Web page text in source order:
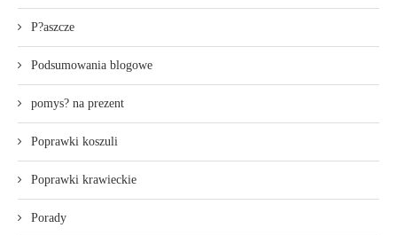
P?aszcze
Podsumowania blogowe
pomys? na prezent
Poprawki koszuli
Poprawki krawieckie
Porady